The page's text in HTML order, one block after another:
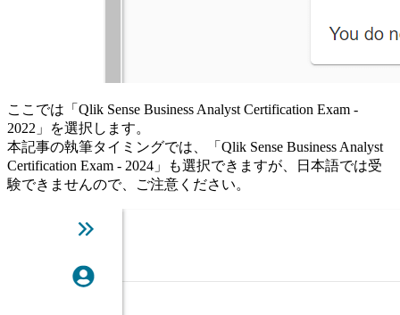
ここでは「Qlik Sense Business Analyst Certification Exam -
2022」を選択します。
本記事の執筆タイミングでは、「Qlik Sense Business Analyst
Certification Exam - 2024」も選択できますが、日本語では受
験できませんので、ご注意ください。